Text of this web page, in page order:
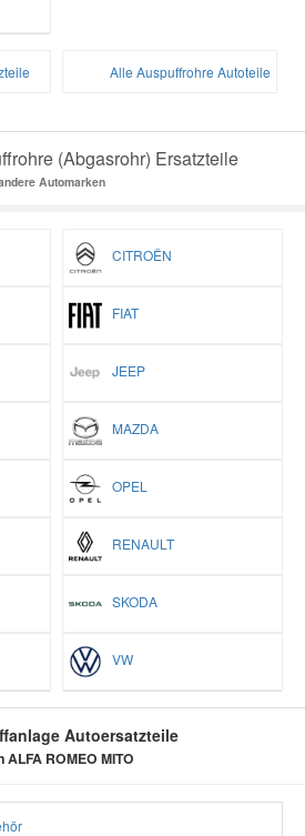
Alle Auspuffrohre Autoteile
(Abgasrohr) Ersatzteile
Automarken
CITROËN
FIAT
JEEP
MAZDA
OPEL
RENAULT
SKODA
VW
Autoersatzteile
ALFA ROMEO MITO